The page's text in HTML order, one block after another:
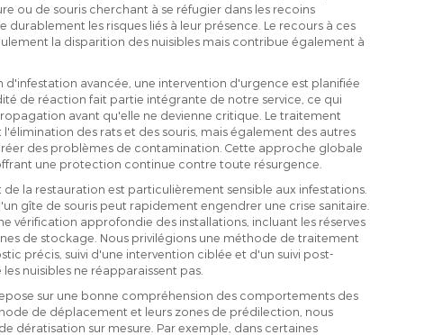
ou de souris cherchant à se réfugier dans les recoins
les risques liés à leur présence. Le recours à ces
la disparition des nuisibles mais contribue également à
d'infestation avancée, une intervention d'urgence est planifiée
de réaction fait partie intégrante de notre service, ce qui
avant qu'elle ne devienne critique. Le traitement
des rats et des souris, mais également des autres
des problèmes de contamination. Cette approche globale
une protection continue contre toute résurgence.
la restauration est particulièrement sensible aux infestations.
gîte de souris peut rapidement engendrer une crise sanitaire.
vérification approfondie des installations, incluant les réserves
de stockage. Nous privilégions une méthode de traitement
précis, suivi d'une intervention ciblée et d'un suivi post-
nuisibles ne réapparaissent pas.
sur une bonne compréhension des comportements des
de déplacement et leurs zones de prédilection, nous
dératisation sur mesure. Par exemple, dans certaines